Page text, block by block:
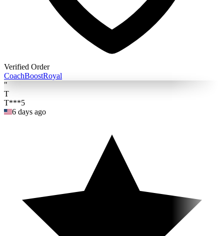
Verified Order
CoachBoostRoyal
"
T
T***5
6 days ago